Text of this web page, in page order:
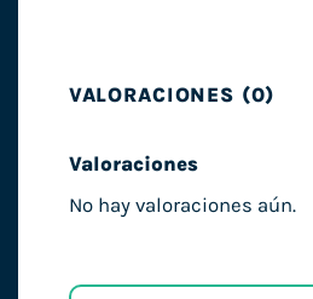
VALORACIONES (0)
Valoraciones
No hay valoraciones aún.